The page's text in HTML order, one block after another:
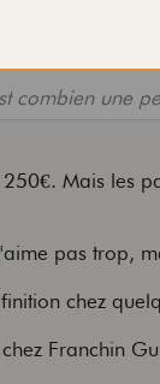
combien une
Mais les
pas trop,
chez
Franchin